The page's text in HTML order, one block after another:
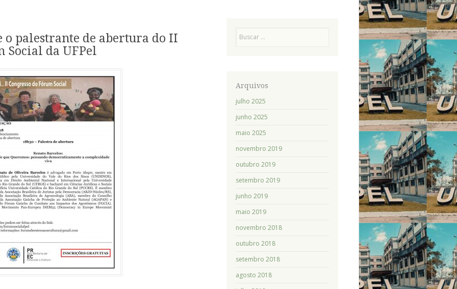
o palestrante de abertura do II
Social da UFPel
Arquivos
julho 2025
junho 2025
maio 2025
novembro 2019
outubro 2019
setembro 2019
junho 2019
maio 2019
novembro 2018
outubro 2018
setembro 2018
agosto 2018